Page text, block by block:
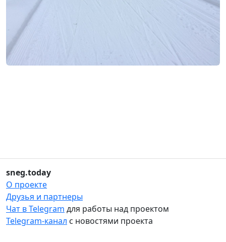
sneg.today
О проекте
Друзья и партнеры
Чат в Telegram для работы над проектом
Telegram-канал с новостями проекта